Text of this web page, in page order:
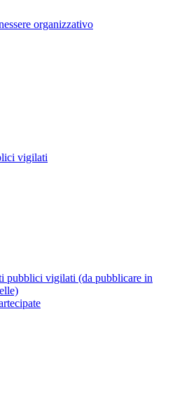
organizzativo
vigilati
pubblici vigilati (da pubblicare in